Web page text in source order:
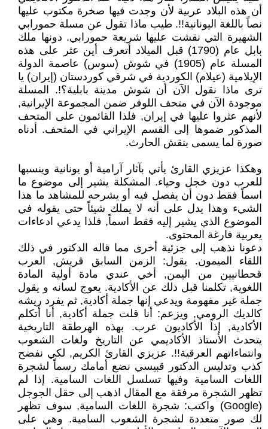
أن هذه البلاد عربية لأن وجدت فيها صخرة مكتوب عليها
نصاً باللغة اليونانية!!. طيب ماذا تقول عن مسلة حمورابي
الشهيرة التي نقشت عليها شريعة حمورابي. دونها ملك
بابل عام (1790) قبل الميلاد أتعرف أين عثر على هذه
المسلة عام (1905) في شوش (سوس) عاصمة الدولة
الإيلامية (عيلام) الكوردية في شرقي كوردستان (إيران) يا
ترى ماذا نقول الآن أن شوش مدينة بابلية؟!. المسلة
موجودة الآن في متحف اللوفر ضمن المجموعة الإيرانية,
لأنهم عثروا عليها في إيران, فلذا القائمون على المتحف
المذكور ضموها إلى القسم الإيراني في المتحف. أدناه
صورة لما يسمى بنقش الحارث.
وهكذا عزيزي القارئ يأتي بآثار آرامية أو يونانية وينسبها
للعرب دون خجل وحياء. المشكلة يشير إلى موضوع ما
اسماً فقط دون أن يفصل فيه أو يشرحه للمشاهد ما هذا
الشيء وهذا يدل على أنه لا يملك شيئاً حتى يقوله في
الموضوع الذي يشير إليه فقط اسماً, فلذا يدعي ادعاءات
يعربية فارغة المحتوى.
دعونا نذهب إلى جزئية أخرى مما قاله الدكتور في ذلك
اللقاء الميمون. يقول: الزمن السابق قريش, العرب
قحطانيين من اليمن, أخي عندي مادة أولية المادة
اللغوية, تكلمنا قبل ذلك عن الأكادية. يعوج لسانه و يقول
جملة غير مفهومة ويدعي إنها جملة أكادية, ثم يفرد ريشه
كالديك الرومي, ويزعم: أنا قلت جملة أكادية, أنا أتكلم
الأكادية, إذاً الأكاديون عرب. بهذه الهرطقة التاريخية
يتحدث الأستاذ الأكاديمي عن التاريخ ولغات الشعوب
وانتماءاتهم العرقية!!. عزيزي القارئ الكريم, لكي نفضح
كذب وتدليس الدكتور قبيسي نضع أمامك رسماً لشجرة
اللغات السامية وفيها تسلسل اللغات السامية. إذا لم
تظهر الشجرة مرفقة مع المقال اذهب إلى حقل الجوجل
(Google) واكتب: شجرة اللغات السامية, سوف تظهر
لك صور متعددة لشجرة الشعوب السامية. وهي على